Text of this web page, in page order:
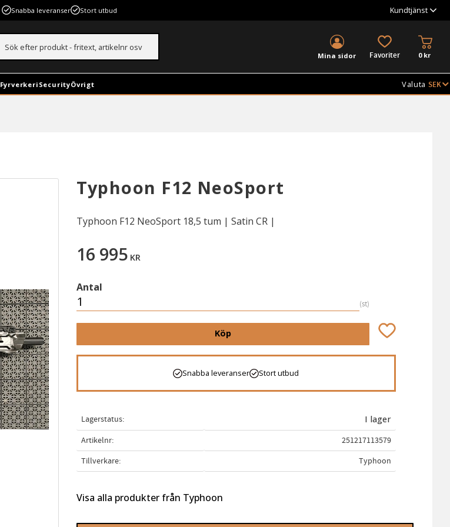
Snabba leveranser Stort utbud Kundtjänst
Mina sidor FAVORITER 0kr
Fyrverkeri SecurityÖvrigt Valuta
Typhoon F12 NeoSport
Typhoon F12 NeoSport 18,5 tum | Satin CR |
16 995KR
Antal
st
Köp Lägg till i
Snabba leveranser Stort utbud
Lagerstatus
I lager
Artikelnr
251217113579
Tillverkare
Typhoon
Visa alla produkter från Typhoon